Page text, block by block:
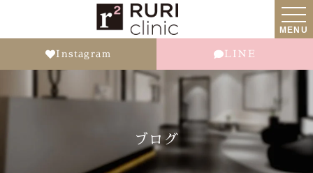
MENU
Instagram LINE
ブログ